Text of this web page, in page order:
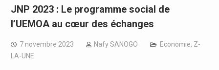
JNP 2023 : Le programme social de
l’UEMOA au cœur des échanges
7 novembre 2023 Nafy SANOGO Economie, Z-
LA-UNE